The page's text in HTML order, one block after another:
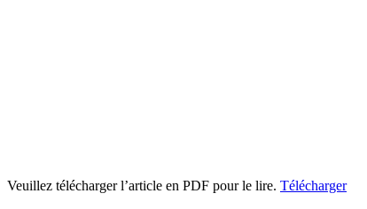
Veuillez télécharger l’article en PDF pour le lire. Télécharger